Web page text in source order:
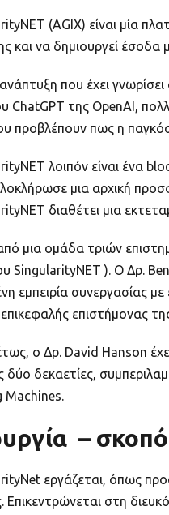
(AGIX) είναι μία
και να δημιουργεί έσοδα
που έχει
ChatGPT της OpenAI,
προβλέπουν πως η
λοιπόν είναι ένα
μια αρχική
διαθέτει μια
μια ομάδα τριών
SingularityNET ). Ο Δρ. Ben
εμπειρία συνεργασίας
επιστήμονας
ο Δρ. David Hanson
δύο δεκαετίες,
Machines.
–
εργάζεται, όπως
Επικεντρώνεται στη